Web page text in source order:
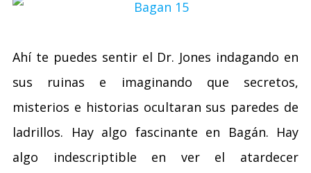
Ahí te puedes sentir el Dr. Jones indagando en
sus ruinas e imaginando que secretos,
misterios e historias ocultaran sus paredes de
ladrillos. Hay algo fascinante en Bagán. Hay
algo indescriptible en ver el atardecer